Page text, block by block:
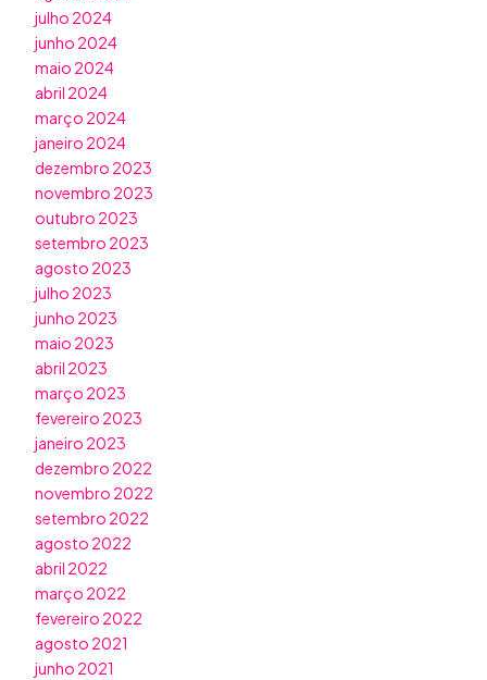
julho 2024
junho 2024
maio 2024
abril 2024
março 2024
janeiro 2024
dezembro 2023
novembro 2023
outubro 2023
setembro 2023
agosto 2023
julho 2023
junho 2023
maio 2023
abril 2023
março 2023
fevereiro 2023
janeiro 2023
dezembro 2022
novembro 2022
setembro 2022
agosto 2022
abril 2022
março 2022
fevereiro 2022
agosto 2021
junho 2021